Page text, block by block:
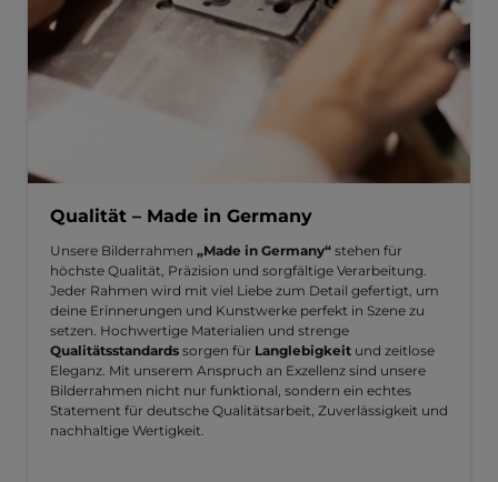
Qualität – Made in Germany
Unsere Bilderrahmen „Made in Germany“ stehen für
höchste Qualität, Präzision und sorgfältige Verarbeitung.
Jeder Rahmen wird mit viel Liebe zum Detail gefertigt, um
deine Erinnerungen und Kunstwerke perfekt in Szene zu
setzen. Hochwertige Materialien und strenge
Qualitätsstandards sorgen für Langlebigkeit und zeitlose
Eleganz. Mit unserem Anspruch an Exzellenz sind unsere
Bilderrahmen nicht nur funktional, sondern ein echtes
Statement für deutsche Qualitätsarbeit, Zuverlässigkeit und
nachhaltige Wertigkeit.